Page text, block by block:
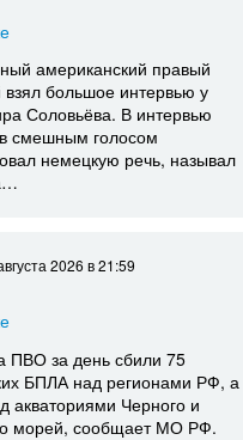
американский правый
большое интервью у
Соловьёва. В интервью
смешным голосом
немецкую речь, называл
2026в 21:59
ПВО за день сбили 75
БПЛА над регионами РФ, а
акваториями Черного и
морей, сообщает МО РФ.